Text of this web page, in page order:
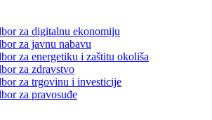
za digitalnu ekonomiju
za javnu nabavu
za energetiku i zaštitu okoliša
za zdravstvo
za trgovinu i investicije
za pravosuđe